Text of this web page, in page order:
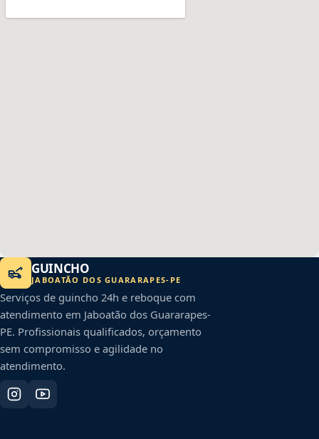
GUINCHO
JABOATÃO DOS GUARARAPES- PE
Serviços de guincho 24h e reboque com
atendimento em Jaboatão dos Guararapes-
PE. Profissionais qualificados, orçamento
sem compromisso e agilidade no
atendimento.